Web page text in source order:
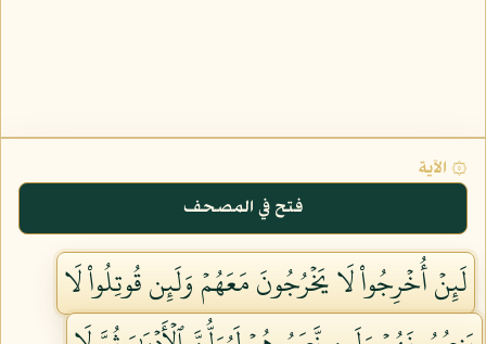
۞ الآية
فتح في المصحف
لَئِنۡ أُخۡرِجُواْ لَا يَخۡرُجُونَ مَعَهُمۡ وَلَئِن قُوتِلُواْ لَا